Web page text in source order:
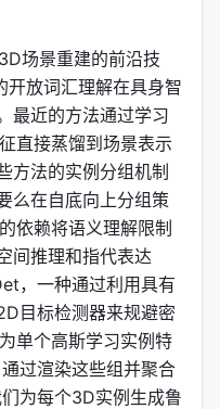
场景重建的前沿技
开放词汇理解在具身智
最近的方法通过学习
直接蒸馏到场景表示
方法的实例分组机制
么在自底向上分组策
依赖将语义理解限制
间推理和指代表达
，一种通过利用具有
目标检测器来规避密
单个高斯学习实例特
过渲染这些组并聚合
为每个3D实例生成鲁